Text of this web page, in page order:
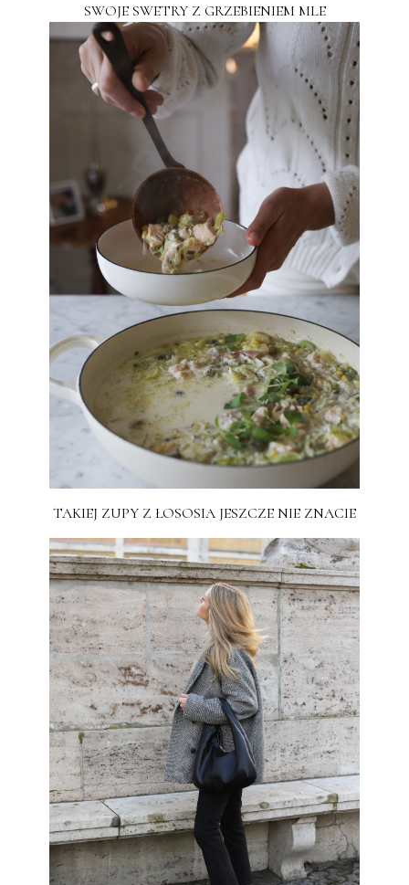
SWOJE SWETRY Z GRZEBIENIEM MLE
TAKIEJ ZUPY Z ŁOSOSIA JESZCZE NIE ZNACIE